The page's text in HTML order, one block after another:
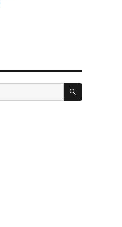
SEARCH